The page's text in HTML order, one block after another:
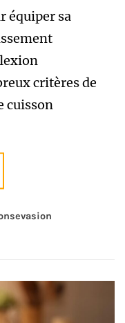
équiper sa
critères de
cuisson